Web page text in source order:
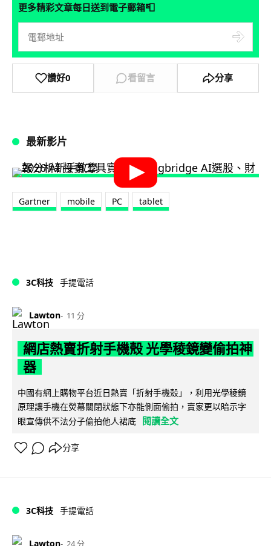
更多精彩文章每日送到電子郵箱📮
讚好0 看留言 分享
最新影片
Gartner mobile PC tablet
3C科技 手提電話
Lawton 11 分
網店熱賣折射手機殼 光學稜鏡變偷拍神
器
中國有網上購物平台近日熱賣「折射手機殼」，利用光學稜鏡
原理讓手機在熒幕關閉狀態下亦能側面偷拍，賣家更以暗示字
眼宣傳供不法分子偷拍他人裙底 閱讀全文
分享
3C科技 手提電話
Lawton 24 分